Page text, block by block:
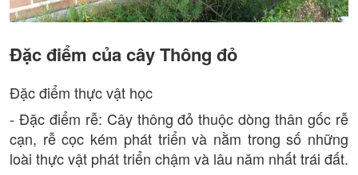
Đặc điểm của cây Thông đỏ
Đặc điểm thực vật học
- Đặc điểm rễ: Cây thông đỏ thuộc dòng thân gốc rễ
cạn, rễ cọc kém phát triển và nằm trong số những
loài thực vật phát triển chậm và lâu năm nhất trái đất.